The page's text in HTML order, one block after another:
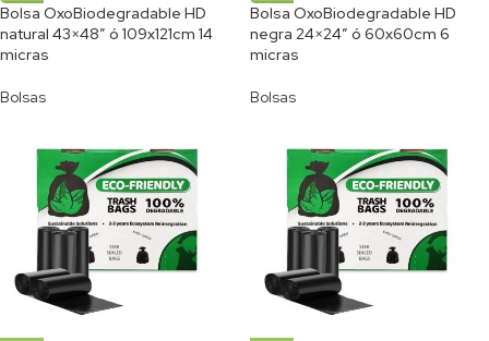
Bolsa OxoBiodegradable HD
natural 43×48″ ó 109x121cm 14
micras
Bolsas
Bolsa OxoBiodegradable HD
negra 24×24″ ó 60x60cm 6
micras
Bolsas